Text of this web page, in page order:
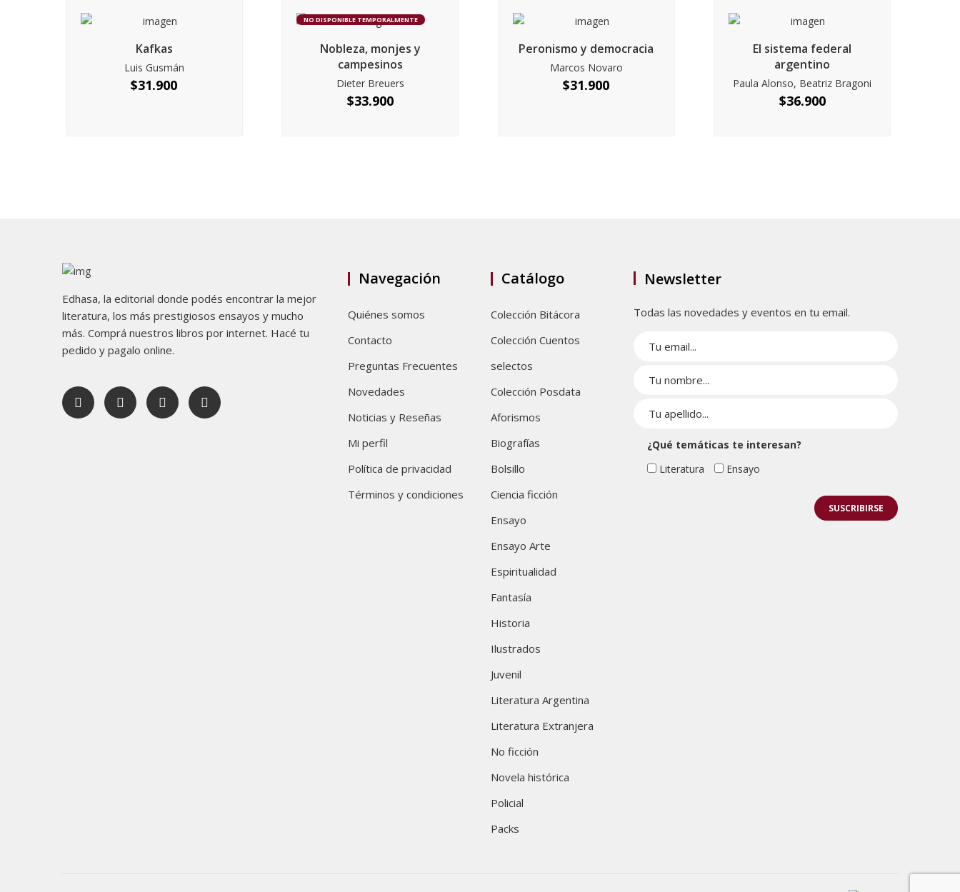
Kafkas
Luis Gusmán
$31.900
NO DISPONIBLE TEMPORALMENTE
Nobleza, monjes y
campesinos
Dieter Breuers
$33.900
Peronismo y democracia
Marcos Novaro
$31.900
El sistema federal
argentino
Paula Alonso, Beatriz Bragoni
$36.900
Edhasa, la editorial donde podés encontrar la mejor
literatura, los más prestigiosos ensayos y mucho
más. Comprá nuestros libros por internet. Hacé tu
pedido y pagalo online.
Navegación
Quiénes somos
Contacto
Preguntas Frecuentes
Novedades
Noticias y Reseñas
Mi perfil
Política de privacidad
Términos y condiciones
Catálogo
Colección Bitácora
Colección Cuentos
selectos
Colección Posdata
Aforismos
Biografías
Bolsillo
Ciencia ficción
Ensayo
Ensayo Arte
Espiritualidad
Fantasía
Historia
Ilustrados
Juvenil
Literatura Argentina
Literatura Extranjera
No ficción
Novela histórica
Policial
Packs
Newsletter
Todas las novedades y eventos en tu email.
¿Qué temáticas te interesan?
Literatura
Ensayo